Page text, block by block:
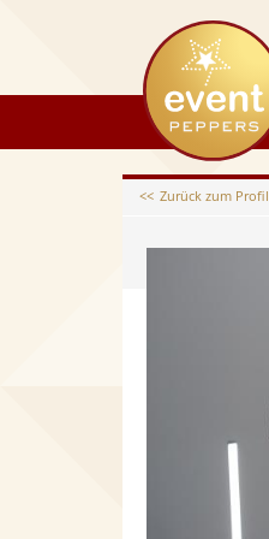
eventpeppers
Zurück zum Profil